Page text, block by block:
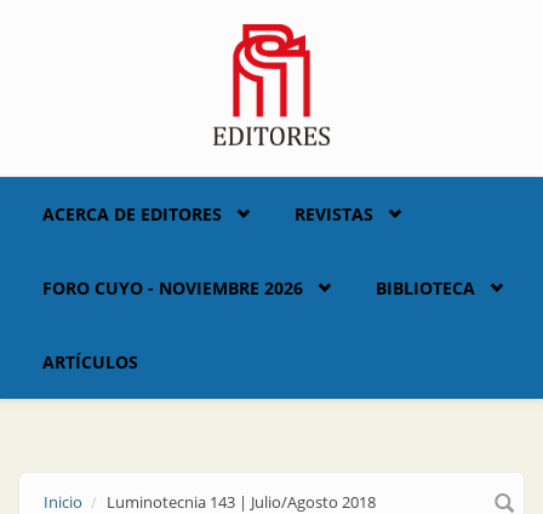
ACERCA DE EDITORES REVISTAS
FORO CUYO - NOVIEMBRE 2026 BIBLIOTECA
ARTÍCULOS
Inicio Luminotecnia 143 | Julio/Agosto 2018